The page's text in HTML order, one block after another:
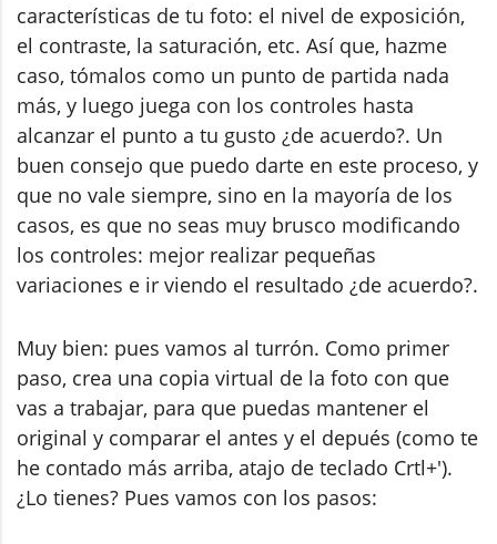
características de tu foto: el nivel de exposición,
el contraste, la saturación, etc. Así que, hazme
caso, tómalos como un punto de partida nada
más, y luego juega con los controles hasta
alcanzar el punto a tu gusto ¿de acuerdo?. Un
buen consejo que puedo darte en este proceso, y
que no vale siempre, sino en la mayoría de los
casos, es que no seas muy brusco modificando
los controles: mejor realizar pequeñas
variaciones e ir viendo el resultado ¿de acuerdo?.
Muy bien: pues vamos al turrón. Como primer
paso, crea una copia virtual de la foto con que
vas a trabajar, para que puedas mantener el
original y comparar el antes y el depués (como te
he contado más arriba, atajo de teclado Crtl+').
¿Lo tienes? Pues vamos con los pasos: